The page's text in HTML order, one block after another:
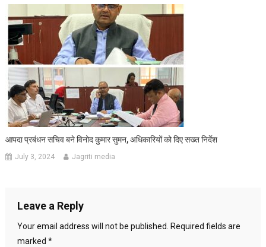
आपदा प्रबंधन सचिव बने विनोद कुमार सुमन, अधिकारियों को दिए सख्त निर्देश
July 3, 2024 Jagriti media
Leave a Reply
Your email address will not be published.
Required fields are
marked *